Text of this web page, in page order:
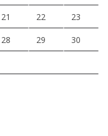
21 22 23
28 29 30